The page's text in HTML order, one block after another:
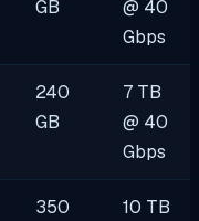
GB
@ 40
Gbps
240
GB
7 TB
@ 40
Gbps
350
10 TB